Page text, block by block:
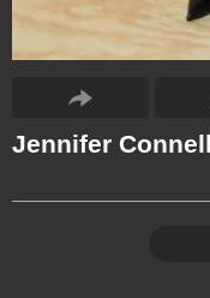
Jennifer